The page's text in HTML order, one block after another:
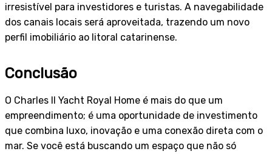
irresistível para investidores e turistas. A navegabilidade
dos canais locais será aproveitada, trazendo um novo
perfil imobiliário ao litoral catarinense.
Conclusão
O Charles II Yacht Royal Home é mais do que um
empreendimento; é uma oportunidade de investimento
que combina luxo, inovação e uma conexão direta com o
mar. Se você está buscando um espaço que não só